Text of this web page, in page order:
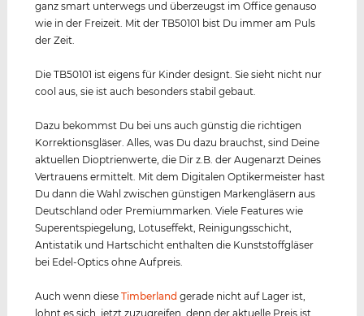
ganz smart unterwegs und überzeugst im Office genauso
wie in der Freizeit. Mit der TB50101 bist Du immer am Puls
der Zeit.
Die TB50101 ist eigens für Kinder designt. Sie sieht nicht nur
cool aus, sie ist auch besonders stabil gebaut.
Dazu bekommst Du bei uns auch günstig die richtigen
Korrektionsgläser. Alles, was Du dazu brauchst, sind Deine
aktuellen Dioptrienwerte, die Dir z.B. der Augenarzt Deines
Vertrauens ermittelt. Mit dem Digitalen Optikermeister hast
Du dann die Wahl zwischen günstigen Markengläsern aus
Deutschland oder Premiummarken. Viele Features wie
Superentspiegelung, Lotuseffekt, Reinigungsschicht,
Antistatik und Hartschicht enthalten die Kunststoffgläser
bei Edel-Optics ohne Aufpreis.
Auch wenn dieseTimberland gerade nicht auf Lager ist,
lohnt es sich, jetzt zuzugreifen, denn der aktuelle Preis ist